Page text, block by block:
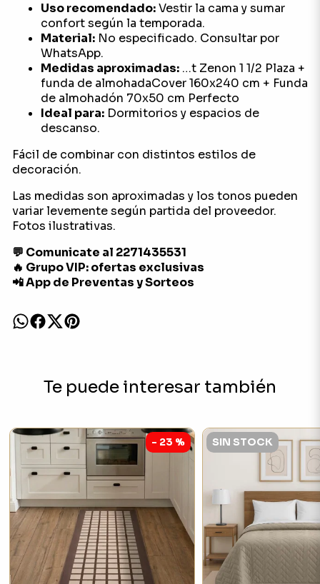
Uso recomendado:Vestir la cama y sumar
confort según la temporada.
Material:No especificado. Consultar por
WhatsApp.
Medidas aproximadas:…t Zenon 1 1/2 Plaza +
funda de almohadaCover 160x240 cm + Funda
de almohadón 70x50 cm Perfecto
Ideal para:Dormitorios y espacios de
descanso.
Fácil de combinar con distintos estilos de
decoración.
Las medidas son aproximadas y los tonos pueden
variar levemente según partida del proveedor.
Fotos ilustrativas.
💬 Comunicate al 2271435531
🔥 Grupo VIP: ofertas exclusivas
📲 App de Preventas y Sorteos
Te puede interesar también
- 23 % SIN STOCK